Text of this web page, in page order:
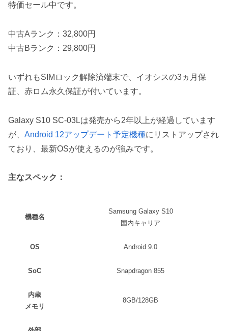
特価セール中です。
中古Aランク：32,800円
中古Bランク：29,800円
いずれもSIMロック解除済端末で、イオシスの3ヵ月保
証、赤ロム永久保証が付いています。
Galaxy S10 SC-03Lは発売から2年以上が経過しています
が、 Android 12アップデート予定機種にリストアップされ
ており、最新OSが使えるのが強みです。
主なスペック：
機種名
Samsung Galaxy S10
国内キャリア
OS Android 9.0
SoC Snapdragon 855
内蔵
メモリ
8GB/128GB